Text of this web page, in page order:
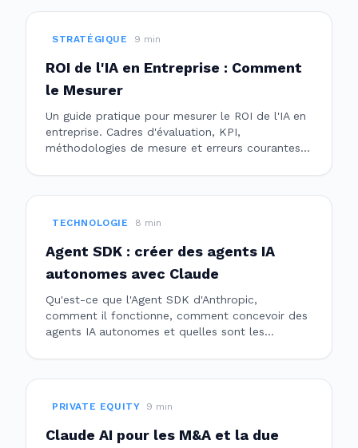
STRATÉGIQUE 9 min
ROI de l'IA en Entreprise : Comment
le Mesurer
Un guide pratique pour mesurer le ROI de l'IA en
entreprise. Cadres d'évaluation, KPI,
méthodologies de mesure et erreurs courantes à
TECHNOLOGIE 8 min
Agent SDK : créer des agents IA
autonomes avec Claude
Qu'est-ce que l'Agent SDK d'Anthropic,
comment il fonctionne, comment concevoir des
agents IA autonomes et quelles sont les
PRIVATE EQUITY 9 min
Claude AI pour les M&A et la due